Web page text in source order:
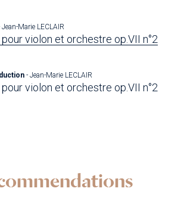
Jean-Marie LECLAIR
violon et orchestre op.VII n°2
- Jean-Marie LECLAIR
violon et orchestre op.VII n°2